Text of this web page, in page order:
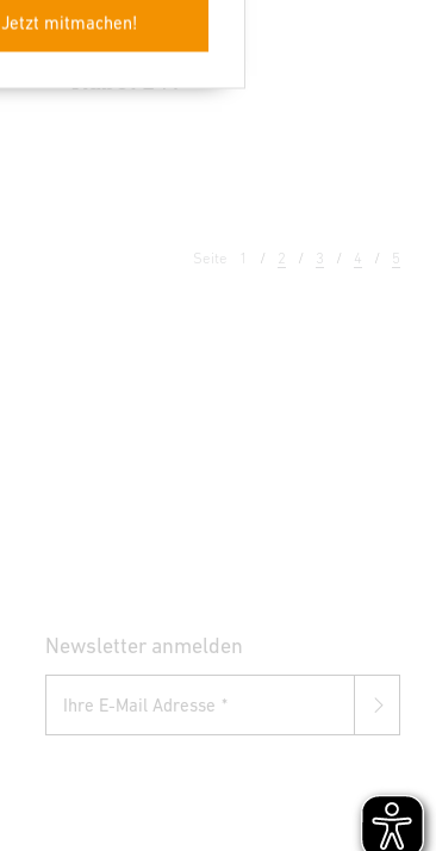
Jetzt mitmachen!
24V-Garten Zubehör
Kabel 24V
Seite 1 2 3 4 5
Newsletter anmelden
Ihre E-Mail Adresse